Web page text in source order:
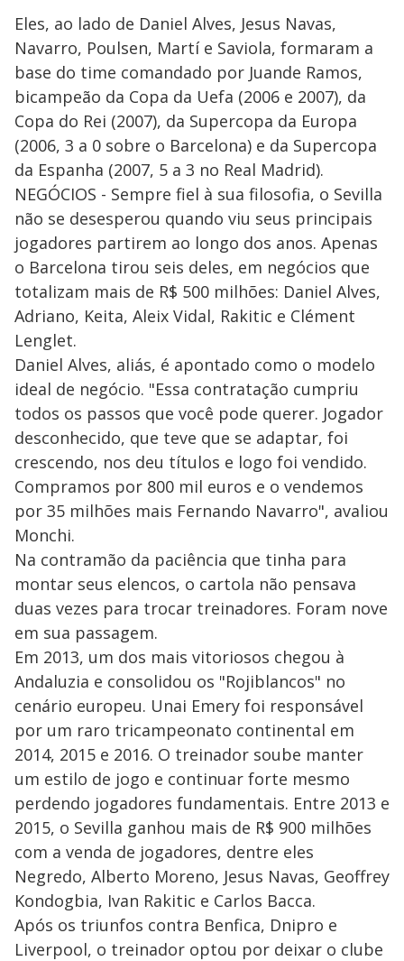
Eles, ao lado de Daniel Alves, Jesus Navas,
Navarro, Poulsen, Martí e Saviola, formaram a
base do time comandado por Juande Ramos,
bicampeão da Copa da Uefa (2006 e 2007), da
Copa do Rei (2007), da Supercopa da Europa
(2006, 3 a 0 sobre o Barcelona) e da Supercopa
da Espanha (2007, 5 a 3 no Real Madrid).
NEGÓCIOS - Sempre fiel à sua filosofia, o Sevilla
não se desesperou quando viu seus principais
jogadores partirem ao longo dos anos. Apenas
o Barcelona tirou seis deles, em negócios que
totalizam mais de R$ 500 milhões: Daniel Alves,
Adriano, Keita, Aleix Vidal, Rakitic e Clément
Lenglet.
Daniel Alves, aliás, é apontado como o modelo
ideal de negócio. "Essa contratação cumpriu
todos os passos que você pode querer. Jogador
desconhecido, que teve que se adaptar, foi
crescendo, nos deu títulos e logo foi vendido.
Compramos por 800 mil euros e o vendemos
por 35 milhões mais Fernando Navarro", avaliou
Monchi.
Na contramão da paciência que tinha para
montar seus elencos, o cartola não pensava
duas vezes para trocar treinadores. Foram nove
em sua passagem.
Em 2013, um dos mais vitoriosos chegou à
Andaluzia e consolidou os "Rojiblancos" no
cenário europeu. Unai Emery foi responsável
por um raro tricampeonato continental em
2014, 2015 e 2016. O treinador soube manter
um estilo de jogo e continuar forte mesmo
perdendo jogadores fundamentais. Entre 2013 e
2015, o Sevilla ganhou mais de R$ 900 milhões
com a venda de jogadores, dentre eles
Negredo, Alberto Moreno, Jesus Navas, Geoffrey
Kondogbia, Ivan Rakitic e Carlos Bacca.
Após os triunfos contra Benfica, Dnipro e
Liverpool, o treinador optou por deixar o clube